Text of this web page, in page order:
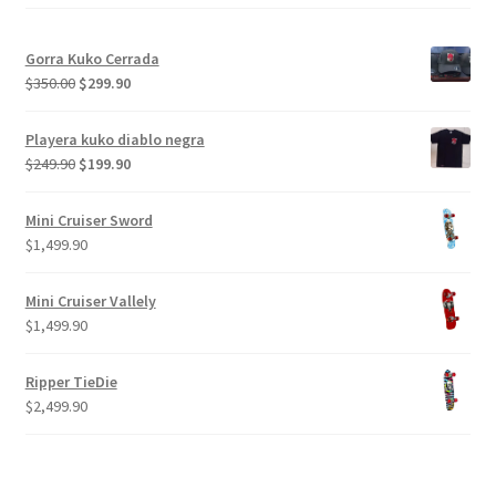
Gorra Kuko Cerrada
$350.00 El
original
era:
$299.90El
actual
es:
Playera kuko diablo negra
$249.90 El
original
era:
$199.90El
actual
Mini Cruiser Sword
$1,499.90
Mini Cruiser Vallely
$1,499.90
Ripper TieDie
$2,499.90